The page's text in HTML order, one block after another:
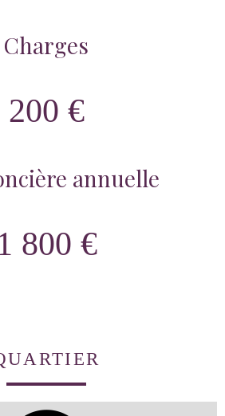
Charges
200 €
annuelle
800 €